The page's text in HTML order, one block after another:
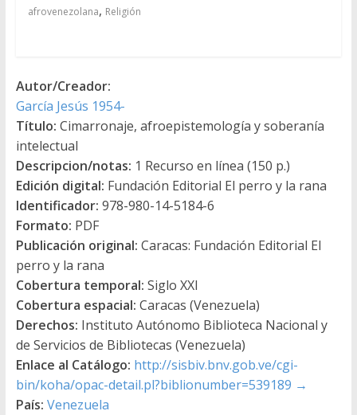
afrovenezolana, Religión
Autor/Creador:
García Jesús 1954-
Título: Cimarronaje, afroepistemología y soberanía
intelectual
Descripcion/notas: 1 Recurso en línea (150 p.)
Edición digital: Fundación Editorial El perro y la rana
Identificador: 978-980-14-5184-6
Formato: PDF
Publicación original: Caracas: Fundación Editorial El
perro y la rana
Cobertura temporal: Siglo XXI
Cobertura espacial: Caracas (Venezuela)
Derechos: Instituto Autónomo Biblioteca Nacional y
de Servicios de Bibliotecas (Venezuela)
Enlace al Catálogo: http://sisbiv.bnv.gob.ve/cgi-
bin/koha/opac-detail.pl?biblionumber=539189 →
País: Venezuela